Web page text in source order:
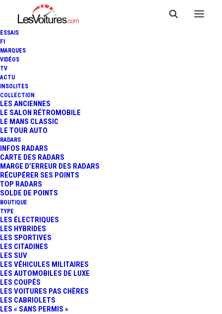
ESSAIS
F1
MARQUES
VIDÉOS
TV
ACTU
INSOLITES
COLLECTION
LES ANCIENNES
LE SALON RÉTROMOBILE
LE MANS CLASSIC
LE TOUR AUTO
RADARS
INFOS RADARS
CARTE DES RADARS
MARGE D’ERREUR DES RADARS
RÉCUPÉRER SES POINTS
TOP RADARS
SOLDE DE POINTS
BOUTIQUE
TYPE
LES ÉLECTRIQUES
LES HYBRIDES
LES SPORTIVES
LES CITADINES
LES SUV
LES VÉHICULES MILITAIRES
LES AUTOMOBILES DE LUXE
LES COUPÉS
LES VOITURES PAS CHÈRES
LES CABRIOLETS
LES « SANS PERMIS »
voies) Gauche
Le péage de
passage situé sur l’autoroute
Autoroute Blanche
Viry, département de
région Auvergne-Rhône-Alpes.
péage est équipé de
gestion fluide et efficace du trafic.
Pour visualiser les augmentations des
Viry
Afin d’assurer la sécurité et le bon fonctionnement du
passage des véhicules, une réglementation stricte est
mise en place. Les voies dédiées bénéficient d’une